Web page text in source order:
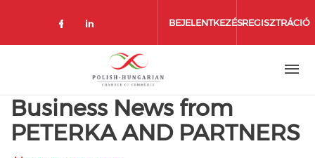
BEJELENTKEZÉSREGISZTRÁCIÓ
Business News from
PETERKA AND PARTNERS